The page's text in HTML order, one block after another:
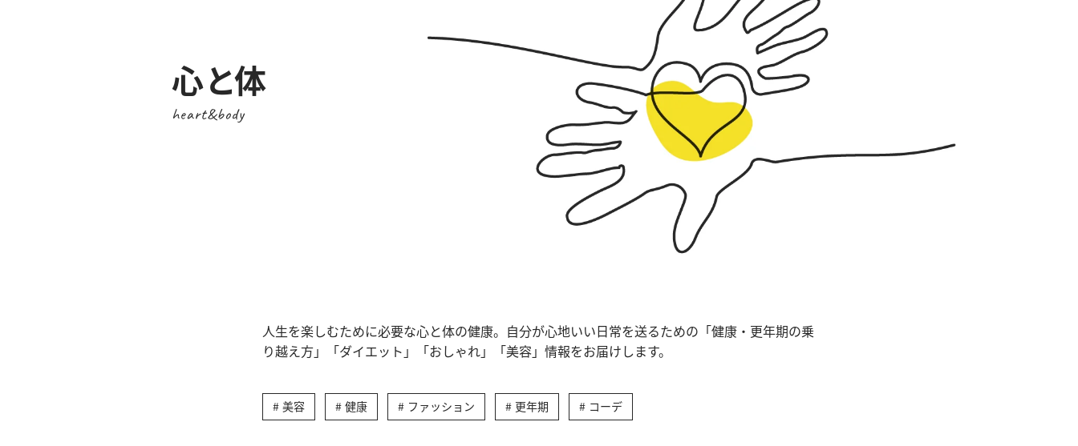
心と体
heart&body
人生を楽しむために必要な心と体の健康。自分が心地いい日常を送るための「健康・更年期の乗
り越え方」「ダイエット」「おしゃれ」「美容」情報をお届けします。
美容 健康 ファッション 更年期 コーデ